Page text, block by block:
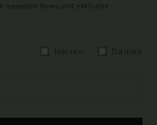
neuesten News und exklusive